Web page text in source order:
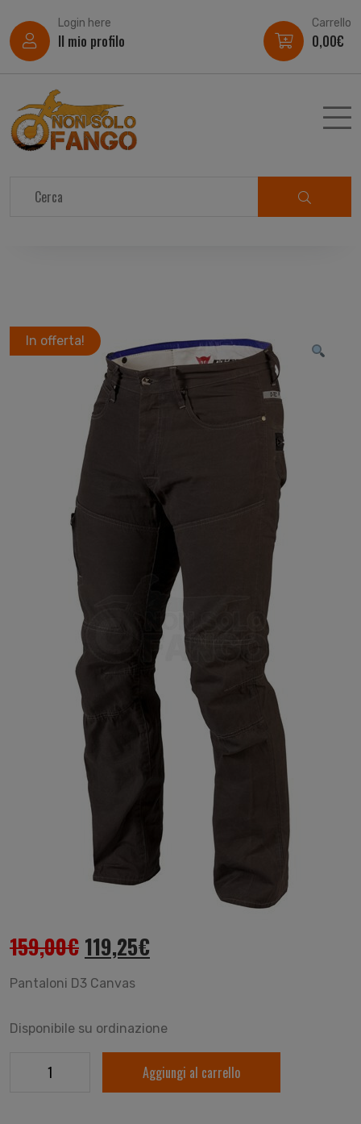
Login here
Il mio profilo
Carrello
0,00€
In offerta!
159,00€ 119,25€
Pantaloni D3 Canvas
Disponibile su ordinazione
Aggiungi al carrello